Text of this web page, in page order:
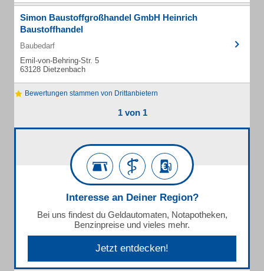
Simon Baustoffgroßhandel GmbH Heinrich
Baustoffhandel
Baubedarf
Emil-von-Behring-Str. 5
63128 Dietzenbach
Bewertungen stammen von Drittanbietern
1 von 1
Interesse an Deiner Region?
Bei uns findest du Geldautomaten, Notapotheken,
Benzinpreise und vieles mehr.
Jetzt entdecken!